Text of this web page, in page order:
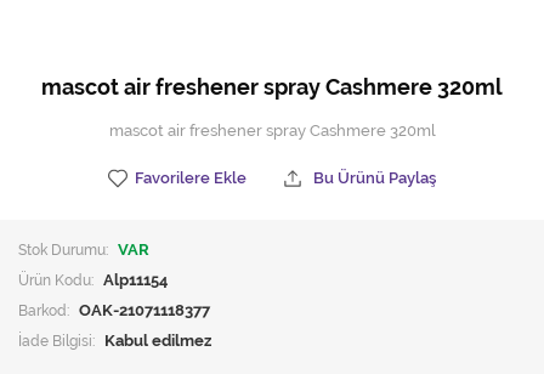
Tek-Çift Kovalı Temizlik Arabası
Toptan Temizlik Malzemeleri
Zemin Yıkama Pedleri
mascot air freshener spray Cashmere 320ml
mascot air freshener spray Cashmere 320ml
Favorilere Ekle Bu Ürünü Paylaş
Stok Durumu: VAR
Ürün Kodu: Alp11154
Barkod: OAK-21071118377
İade Bilgisi: